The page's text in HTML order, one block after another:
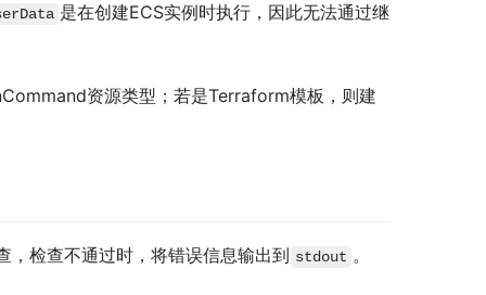
是在创建ECS实例时执行，因此无法通过继
资源类型；若是Terraform模板，则建
，检查不通过时，将错误信息输出到 stdout 。